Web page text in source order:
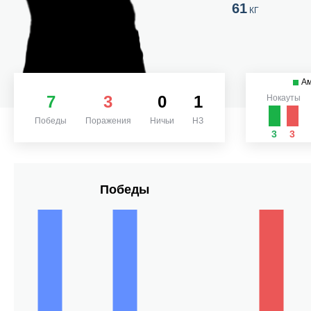
61КГ
7
Победы
3
Поражения
0
Ничьи
1
НЗ
Нокауты
3 3
Победы